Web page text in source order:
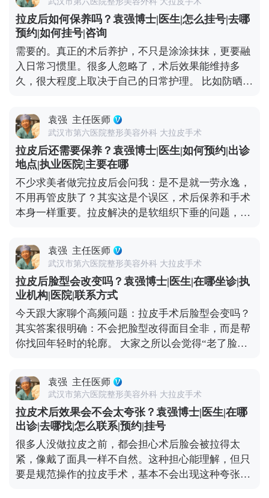
问题突出，拉皮的时候可以考虑联合提眉、双眼皮或
者祛眼袋手术。比如提眉能顺便改善眉形和上眼皮松
弛，祛眼袋分内路和外路，内路适合单纯脂肪膨出
的，外路适合皮肤也松的。至于是不是要一起做，得
看具体的面部条件和想要的效果。 不过有个小建议，
要是时间充裕，分阶段做会更稳妥。先做拉皮把整体
再针对性调整眼周，这样最终效果会更协调自然。 想
知道更多关于MCR复合提升术的问题，可以去官方媒
体平台（公众号、百家号、小红薯）预约面诊，详细
了解。
拉皮后如何保养吗？袁强博士|医生|怎么挂号|去哪
预约|如何挂号|咨询
需要的。真正的术后养护，不只是涂涂抹抹，更要融
入日常习惯里。很多人忽略了，术后效果能维持多
久，很大程度上取决于自己的日常护理。 比如防晒，
元凶，术后如果不做好防晒，不仅容易出现色素沉
着，还会加速胶原分解，让皮肤提前松弛。还有作息
和饮食，长期熬夜、吃太多甜食，会让皮肤炎症加
重、氧化加快，不仅容易暗沉，还可能让松弛问题复
发。 另外，表情管理也很关键。虽然术后表情会慢慢
恢复自然，但过度夸张的表情会反复牵拉皮肤，就算
打了除皱针，也需要自己多注意收敛。还有一点很重
要，要定期回访医生，根据皮肤的恢复状态调整保养
态拉回一个好的起点，后续的健康生活习惯，才是维
持年轻态的核心。你对皮肤用心，它自然会给你好的
反馈。 想知道更多关于MCR复合提升术的问题，可
以去官方媒体平台（公众号、百家号、小红薯）预约
面诊，详细了解。
袁强 主任医师
武汉市第六医院整形美容外科 大拉皮手术
拉皮后还需要保养？袁强博士|医生|如何预约|出诊
地点|执业医院|主要在哪
不少求美者做完拉皮后会问我：是不是就一劳永逸，
不用再管皮肤了？其实这是个误区，术后保养和手术
本身一样重要。拉皮解决的是软组织下垂的问题，但
感。 手术能帮我们把面部组织复位到好的状态，但皮
肤的自然衰老过程并没有停止。比如术后皮肤可能会
出现角质层变薄、胶原流失的情况，这就需要日常做
好维护。建议大家术后用温和的护肤品，重点做好保
湿和防晒，要是皮肤含水量不够，也可以在医生指导
下配合水光针这类轻医美项目，提升皮肤弹性。 另
外，动态纹的管理也不能忽视。皱眉、大笑带来的动
态纹，时间久了会变成静态纹。定期在医生评估后打
像是抗衰的“基础工程”，帮你搭好紧致的框架，后续
的保养就是填想知道更多关于MCR复合提升术的问
题，可以去官方媒体平台（公众号、百家号、小红
薯）预约面诊，详细了解。充细节，这样才能让年轻
状态维持得更久。
袁强 主任医师
武汉市第六医院整形美容外科 大拉皮手术
拉皮后脸型会改变吗？袁强博士|医生|在哪坐诊|执
业机构|医院|联系方式
今天跟大家聊个高频问题：拉皮手术后脸型会变吗？
其实答案很明确：不会把脸型改得面目全非，而是帮
你找回年轻时的轮廓。 大家之所以会觉得“老了脸型
下移——比如苹果肌往下掉、法令纹变深、下颌线模
糊，看起来脸变宽变垮。拉皮手术的作用，就是把这
些移位的组织复位到年轻时的位置，让松弛的轮廓重
新变紧致。 就像我做拉皮时，会通过精准剥离后把这
些深层组织复位固定，再去掉多余的松弛皮肤。术后
你还是你，只是脸上的垮感消失了，线条更利落，看
起来更精神。当然，如果术前本身有轻微的面部不对
称，我们会在复位时做微调，但核心原则是尊重你的
袁强 主任医师
武汉市第六医院整形美容外科 大拉皮手术
拉皮术后效果会不会太夸张？袁强博士|医生|在哪
出诊|去哪找|怎么联系|预约|挂号
很多人没做拉皮之前，都会担心术后脸会被拉得太
紧，像戴了面具一样不自然。这种担心能理解，但只
要是规范操作的拉皮手术，基本不会出现这种夸张情